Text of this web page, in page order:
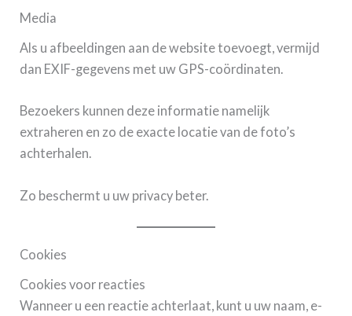
Media
Als u afbeeldingen aan de website toevoegt, vermijd
dan EXIF-gegevens met uw GPS-coördinaten.
Bezoekers kunnen deze informatie namelijk
extraheren en zo de exacte locatie van de foto’s
achterhalen.
Zo beschermt u uw privacy beter.
Cookies
Cookies voor reacties
Wanneer u een reactie achterlaat, kunt u uw naam, e-